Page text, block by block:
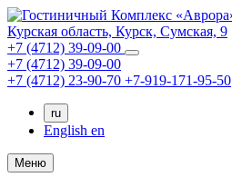
Курская область, Курск, Сумская, 9
+7 (4712) 39-09-00
+7 (4712) 39-09-00
+7 (4712) 23-90-70 +7-919-171-95-50
ru
English en
Меню